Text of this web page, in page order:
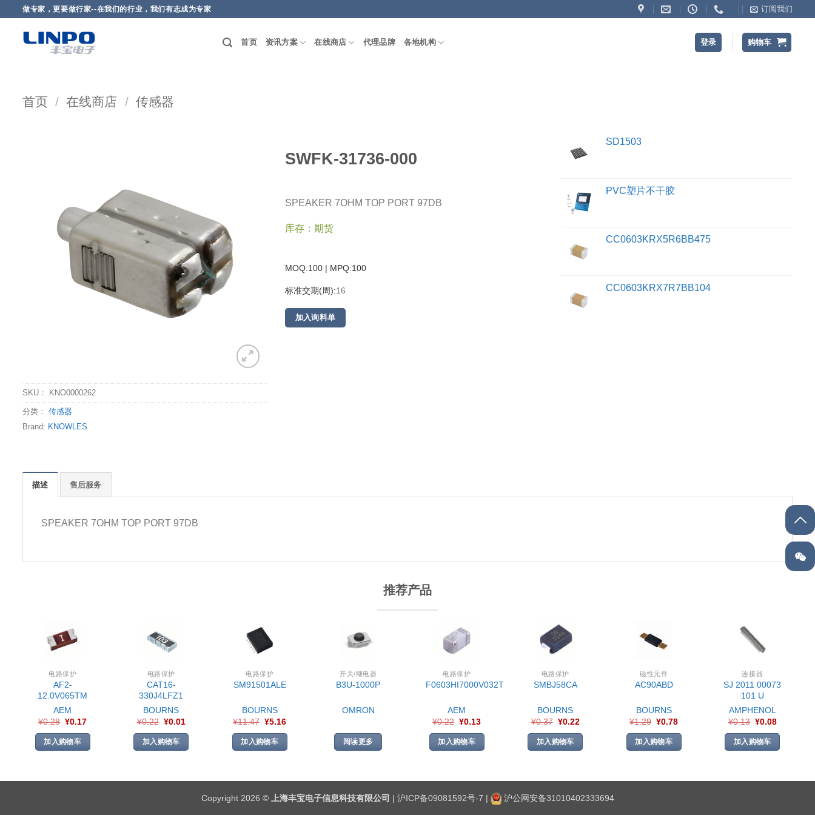
做专家，更要做行家--在我们的行业，我们有志成为专家 订阅我们
首页 资讯方案 在线商店 代理品牌 各地机构 登录 购物车
首页 / 在线商店 / 传感器
SKU： KNO0000262
分类： 传感器
Brand: KNOWLES
SWFK-31736-000
SPEAKER 7OHM TOP PORT 97DB
库存：期货
MOQ:100 | MPQ:100
标准交期(周):16
加入询料单
SD1503
PVC塑片不干胶
CC0603KRX5R6BB475
CC0603KRX7R7BB104
描述 售后服务
SPEAKER 7OHM TOP PORT 97DB
推荐产品
电路保护
AF2-
12.0V065TM
AEM
¥0.28 ¥0.17
加入购物车
电路保护
CAT16-
330J4LFZ1
BOURNS
¥0.22 ¥0.01
加入购物车
电路保护
SM91501ALE
BOURNS
¥11.47 ¥5.16
加入购物车
开关/继电器
B3U-1000P
OMRON
阅读更多
电路保护
F0603HI7000V032T
AEM
¥0.22 ¥0.13
加入购物车
电路保护
SMBJ58CA
BOURNS
¥0.37 ¥0.22
加入购物车
磁性元件
AC90ABD
BOURNS
¥1.29 ¥0.78
加入购物车
连接器
SJ 2011 00073
101 U
AMPHENOL
¥0.13 ¥0.08
加入购物车
Copyright 2026 © 上海丰宝电子信息科技有限公司 | 沪ICP备09081592号-7 | 沪公网安备31010402333694